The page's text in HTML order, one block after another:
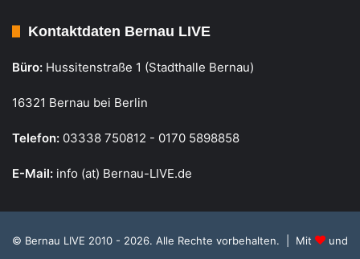
Kontaktdaten Bernau LIVE
Büro: Hussitenstraße 1 (Stadthalle Bernau)
16321 Bernau bei Berlin
Telefon: 03338 750812 - 0170 5898858
E-Mail: info (at) Bernau-LIVE.de
© Bernau LIVE 2010 - 2026. Alle Rechte vorbehalten. | Mit und